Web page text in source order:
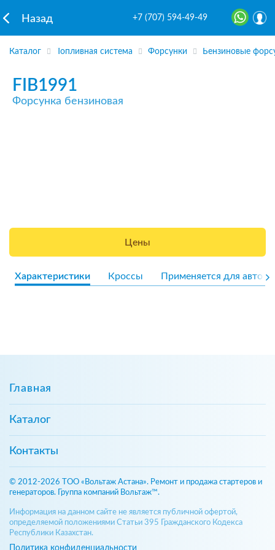
Назад +7 (707) 594-49-49
Каталог Топливная система Форсунки Бензиновые
FIB1991
Форсунка бензиновая
Цены
Характеристики Кроссы Применяется для авто
Главная
Каталог
Контакты
© 2012-2026 ТОО «Вольтаж Астана». Ремонт и продажа стартеров и
генераторов. Группа компаний Вольтаж™.
Информация на данном сайте не является публичной офертой,
определяемой положениями Статьи 395 Гражданского Кодекса
Республики Казахстан.
Политика конфиденциальности